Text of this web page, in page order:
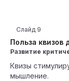
Польза квизов
Слайд 9
Развитие
Квизы
мышление.